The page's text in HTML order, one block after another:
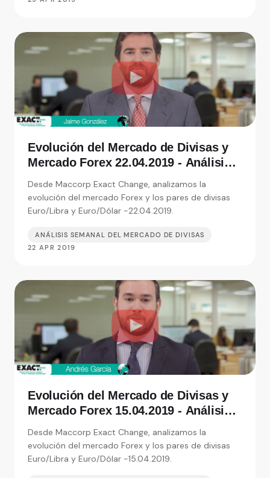
Evolución del Mercado de Divisas y
Mercado Forex 22.04.2019 - Análisis
de moneda
Desde Maccorp Exact Change, analizamos la
evolución del mercado Forex y los pares de divisas
Euro/Libra y Euro/Dólar -22.04.2019.
ANÁLISIS SEMANAL DEL MERCADO DE DIVISAS
22 APR 2019
Evolución del Mercado de Divisas y
Mercado Forex 15.04.2019 - Análisis
de moneda
Desde Maccorp Exact Change, analizamos la
evolución del mercado Forex y los pares de divisas
Euro/Libra y Euro/Dólar -15.04.2019.